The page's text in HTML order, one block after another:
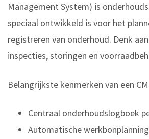
Management System) is
speciaal ontwikkeld is voor het
registreren van onderhoud. Denk
inspecties, storingen en
Belangrijkste kenmerken van een
Centraal onderhoudslogboek
Automatische